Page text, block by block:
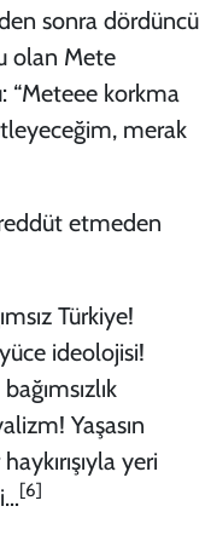
sonra dördüncü
olan Mete
“Meteee korkma
merak
etmeden
Türkiye!
ideolojisi!
Yaşasın
yeri
[6]